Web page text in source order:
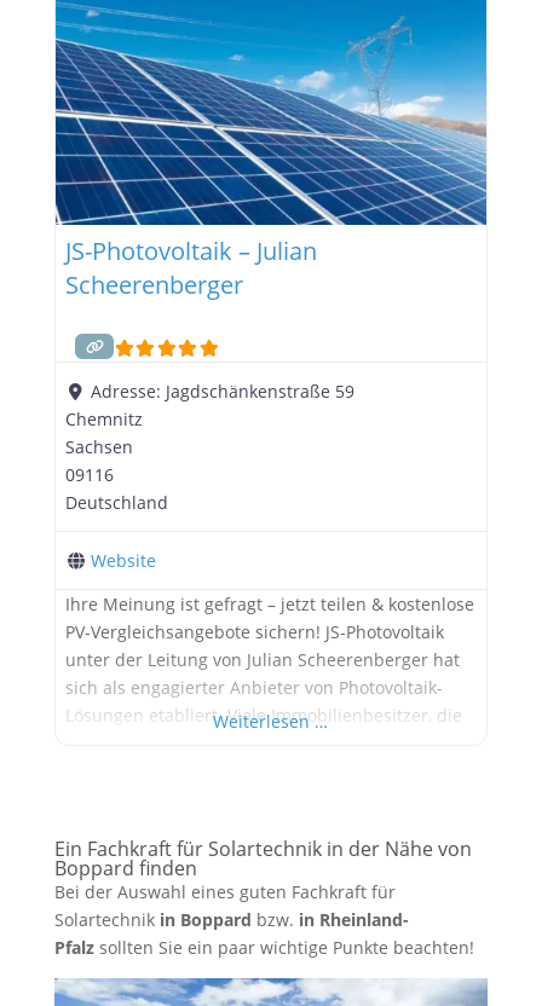
Leistungen im Überblick: Planung und Installation:
Wir begleiten Sie von der ersten
JS-Photovoltaik – Julian
Scheerenberger
Adresse: Jagdschänkenstraße 59
Chemnitz
Sachsen
09116
Deutschland
Website
Ihre Meinung ist gefragt – jetzt teilen & kostenlose
PV-Vergleichsangebote sichern! JS-Photovoltaik
unter der Leitung von Julian Scheerenberger hat
sich als engagierter Anbieter von Photovoltaik-
Lösungen etabliert. Viele Immobilienbesitzer, die
Energieversorgung zu gehen. Von der ersten,
unverbindlichen Beratung über
Weiterlesen …
Ein Fachkraft für Solartechnik in der Nähe von
Boppard finden
Bei der Auswahl eines guten Fachkraft für
Solartechnik in Boppard bzw. in Rheinland-
Pfalz sollten Sie ein paar wichtige Punkte beachten!